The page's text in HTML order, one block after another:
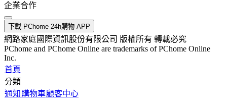
企業合作
下載 PChome 24h購物 APP
網路家庭國際資訊股份有限公司 版權所有 轉載必究
PChome and PChome Online are trademarks of PChome Online
Inc.
首頁
分類
通知 購物車顧客中心